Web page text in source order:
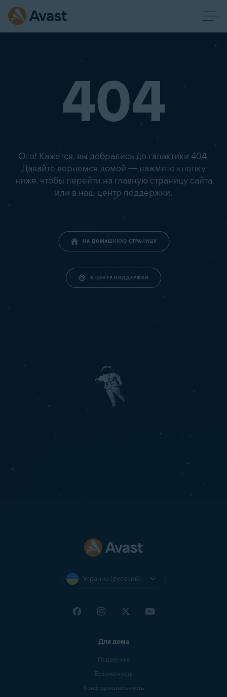
404
Ого! Кажется, вы добрались до галактики 404.
Давайте вернемся домой — нажмите кнопку
ниже, чтобы перейти на главную страницу сайта
или в наш центр поддержки.
НА ДОМАШНЮЮ СТРАНИЦУ
В ЦЕНТР ПОДДЕРЖКИ
Украина (русский)
Для дома
Поддержка
Безопасность
Конфиденциальность